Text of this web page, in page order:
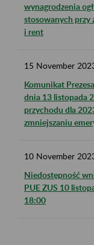
wynagrodzenia
stosowanych przy
i rent
15 November
Komunikat
dnia 13 listopada
przychodu dla
zmniejszaniu
10 November
Niedostępność
PUE ZUS 10
18:00